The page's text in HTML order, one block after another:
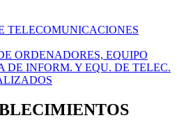
TELECOMUNICACIONES
ORDENADORES, EQUIPO
DE INFORM. Y EQU. DE TELEC.